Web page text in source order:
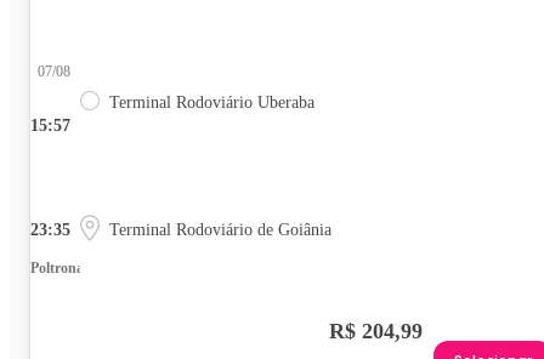
15:57
07/08
Terminal Rodoviário Uberaba
23:35 Terminal Rodoviário de Goiânia
Poltrona
R$ 204,99